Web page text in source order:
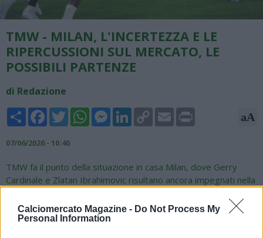
Calciomercato Magazine - Do Not Process My
Personal Information
TMW - MILAN, L'INCERTEZZA E LE
RIPERCUSSIONI SUL MERCATO, LE
POSSIBILI PARTENZE
di Redazione
Share FacebookTwitterWhatsAppMessengerLinkedInCopy
Link
Email aA
07/06/2026 - 10:40
TMW fa il punto della situazione in casa Milan, dove Gerry
Cardinale e Zlatan Ibrahimovic risultano ancora impegnati nella
determinare ripercussioni importanti sul mercato. Tra i casi
più delicati ci sarebbero quelli di Luka Modric e Adrien Rabiot,